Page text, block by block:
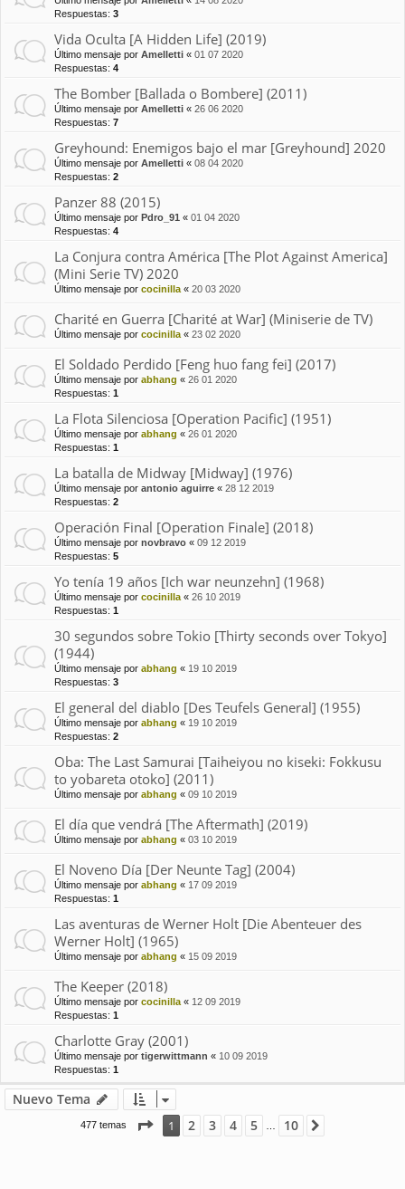
Respuestas: 3
Vida Oculta [A Hidden Life] (2019)
Último mensaje por Amelletti « 01 07 2020
Respuestas: 4
The Bomber [Ballada o Bombere] (2011)
Último mensaje por Amelletti « 26 06 2020
Respuestas: 7
Greyhound: Enemigos bajo el mar [Greyhound] 2020
Último mensaje por Amelletti « 08 04 2020
Respuestas: 2
Panzer 88 (2015)
Último mensaje por Pdro_91 « 01 04 2020
Respuestas: 4
La Conjura contra América [The Plot Against America]
(Mini Serie TV) 2020
Último mensaje por cocinilla« 20 03 2020
Charité en Guerra [Charité at War] (Miniserie de TV)
Último mensaje por cocinilla« 23 02 2020
El Soldado Perdido [Feng huo fang fei] (2017)
Último mensaje por abhang « 26 01 2020
Respuestas: 1
La Flota Silenciosa [Operation Pacific] (1951)
Último mensaje por abhang « 26 01 2020
Respuestas: 1
La batalla de Midway [Midway] (1976)
Último mensaje por antonio aguirre « 28 12 2019
Respuestas: 2
Operación Final [Operation Finale] (2018)
Último mensaje por novbravo « 09 12 2019
Respuestas: 5
Yo tenía 19 años [Ich war neunzehn] (1968)
Último mensaje por cocinilla« 26 10 2019
Respuestas: 1
30 segundos sobre Tokio [Thirty seconds over Tokyo]
(1944)
Último mensaje por abhang « 19 10 2019
Respuestas: 3
El general del diablo [Des Teufels General] (1955)
Último mensaje por abhang « 19 10 2019
Respuestas: 2
Oba: The Last Samurai [Taiheiyou no kiseki: Fokkusu
to yobareta otoko] (2011)
Último mensaje por abhang « 09 10 2019
El día que vendrá [The Aftermath] (2019)
Último mensaje por abhang « 03 10 2019
El Noveno Día [Der Neunte Tag] (2004)
Último mensaje por abhang « 17 09 2019
Respuestas: 1
Las aventuras de Werner Holt [Die Abenteuer des
Werner Holt] (1965)
Último mensaje por abhang « 15 09 2019
The Keeper (2018)
Último mensaje por cocinilla« 12 09 2019
Respuestas: 1
Charlotte Gray (2001)
Último mensaje por tigerwittmann « 10 09 2019
Respuestas: 1
Nuevo Tema
477 temas Página de 10
1 2 3 4 5 … 10